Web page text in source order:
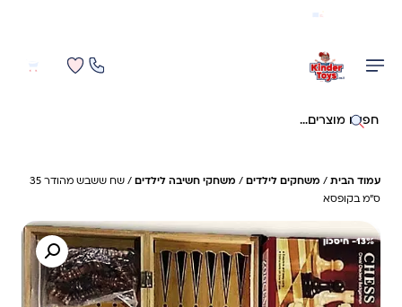
חיפוש באתר
עמוד הבית / משחקים לילדים / משחקי חשיבה לילדים
/ שח ששבש מהודר 35
ס"מ בקופסא
13%- חיסכון